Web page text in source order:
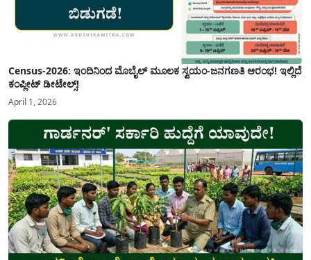
Census-2026: ಇಂದಿನಿಂದ ಮೊಬೈಲ್ ಮೂಲಕ ಸ್ವಯಂ-ಜನಗಣತಿ ಆರಂಭ! ಇಲ್ಲಿದೆ
ಕಂಪ್ಲೀಟ್ ಡೀಟೇಲ್ಸ್!
April 1, 2026